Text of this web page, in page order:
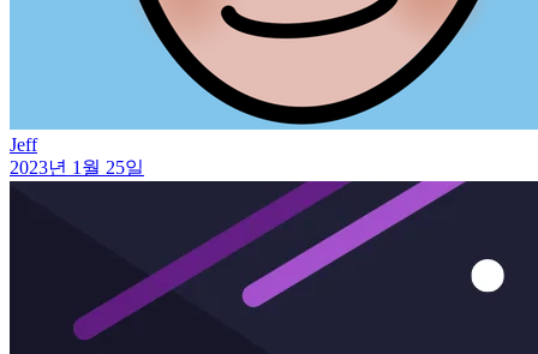
Jeff
2023년 1월 25일